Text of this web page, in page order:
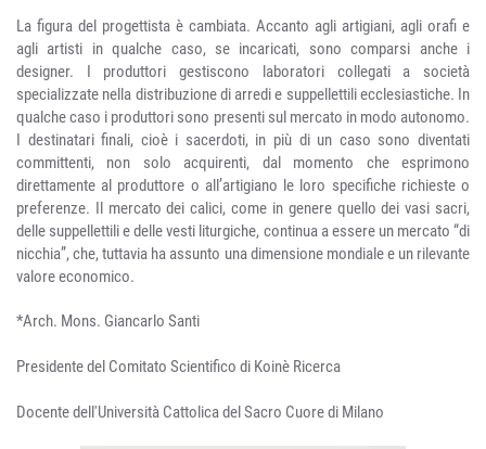
La figura del progettista è cambiata. Accanto agli artigiani, agli orafi e
agli artisti in qualche caso, se incaricati, sono comparsi anche i
designer. I produttori gestiscono laboratori collegati a società
specializzate nella distribuzione di arredi e suppellettili ecclesiastiche. In
qualche caso i produttori sono presenti sul mercato in modo autonomo.
I destinatari finali, cioè i sacerdoti, in più di un caso sono diventati
committenti, non solo acquirenti, dal momento che esprimono
direttamente al produttore o all’artigiano le loro specifiche richieste o
preferenze. Il mercato dei calici, come in genere quello dei vasi sacri,
delle suppellettili e delle vesti liturgiche, continua a essere un mercato “di
nicchia”, che, tuttavia ha assunto una dimensione mondiale e un rilevante
valore economico.
*Arch. Mons. Giancarlo Santi
Presidente del Comitato Scientifico di Koinè Ricerca
Docente dell'Università Cattolica del Sacro Cuore di Milano